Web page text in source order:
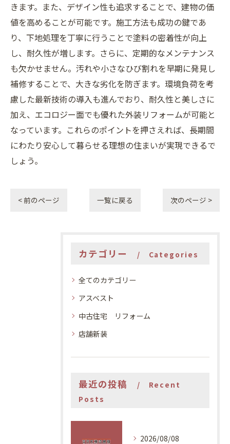
きます。また、デザイン性も追求することで、建物の価
値を高めることが可能です。施工方法も成功の鍵であ
り、下地処理を丁寧に行うことで塗料の密着性が向上
し、耐久性が増します。さらに、定期的なメンテナンス
も欠かせません。汚れや小さなひび割れを早期に発見し
補修することで、大きな劣化を防ぎます。環境負荷を考
慮した最新技術の導入も進んでおり、耐久性と美しさに
加え、エコロジー面でも優れた外装リフォームが可能と
なっています。これらのポイントを押さえれば、長期間
にわたり安心して暮らせる理想の住まいが実現できるで
しょう。
< 前のページ 一覧に戻る 次のページ >
カテゴリー Categories
全てのカテゴリー
アスベスト
中古住宅 リフォーム
店舗新装
最近の投稿
Recent
Posts
2026/08/08